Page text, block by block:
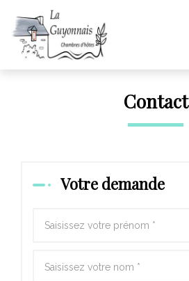
Contact
Votre demande